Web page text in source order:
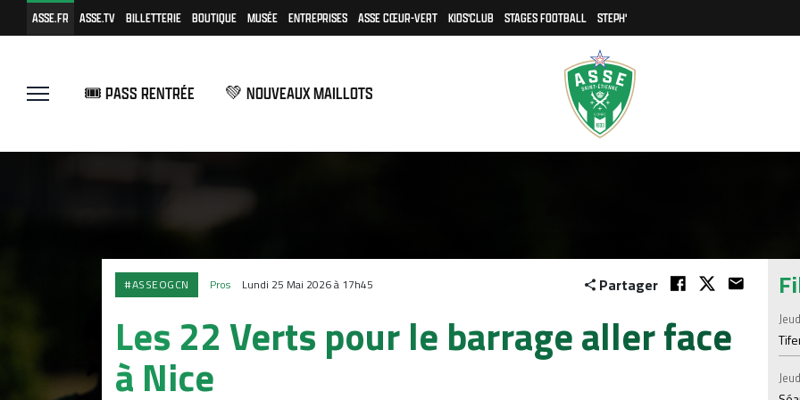
ASSE.FR ASSE.TV BILLETTERIE BOUTIQUE MUSÉE ENTREPRISES ASSE CŒUR-VERT KIDS'CLUB STAGES FOOTBALL STEPH'
🎟️ PASS RENTRÉE 💚 NOUVEAUX MAILLOTS
#ASSEOGCN Pros Lundi 25 Mai 2026 à 17h45 Partager
Les 22 Verts pour le barrage aller face
à Nice